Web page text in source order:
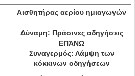
Αισθητήρας αερίου ημιαγωγών
Δύναμη: Πράσινες οδηγήσεις
ΕΠΆΝΩ
Συναγερμός: Λάμψη των
κόκκινων οδηγήσεων